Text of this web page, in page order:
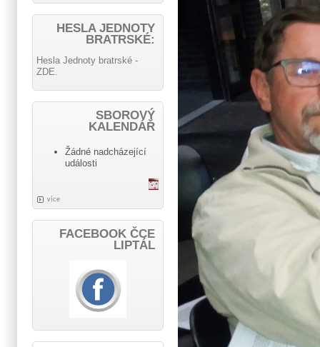
HESLA JEDNOTY
BRATRSKÉ:
Hesla Jednoty bratrské -
ZDE.
SBOROVÝ
KALENDÁŘ
Žádné nadcházející
události
více
FACEBOOK ČCE
LIPTÁL